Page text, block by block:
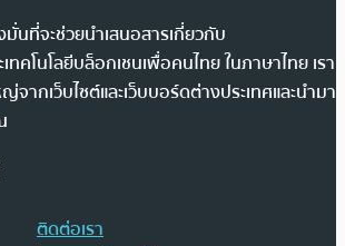
นที่จะช่วยนำเสนอสารเกี่ยวกับ
ทคโนโลยีบล็อกเชนเพื่อคนไทย ในภาษาไทย เรา
ากเว็บไซต์และเว็บบอร์ดต่างประเทศและนำมา
ติดต่อเรา